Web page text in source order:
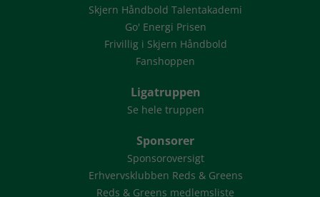
Skjern Håndbold Talentakademi
Go' Energi Prisen
Frivillig i Skjern Håndbold
Fanshoppen
Ligatruppen
Se hele truppen
Sponsorer
Sponsoroversigt
Erhvervsklubben Reds & Greens
Reds & Greens medlemsliste